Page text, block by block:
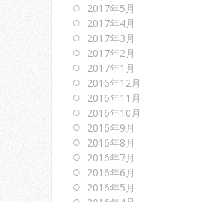
2017年5月
2017年4月
2017年3月
2017年2月
2017年1月
2016年12月
2016年11月
2016年10月
2016年9月
2016年8月
2016年7月
2016年6月
2016年5月